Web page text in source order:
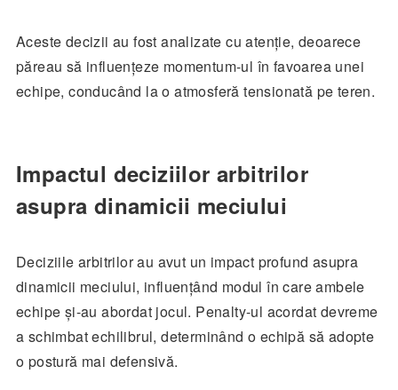
Aceste decizii au fost analizate cu atenție, deoarece
păreau să influențeze momentum-ul în favoarea unei
echipe, conducând la o atmosferă tensionată pe teren.
Impactul deciziilor arbitrilor
asupra dinamicii meciului
Deciziile arbitrilor au avut un impact profund asupra
dinamicii meciului, influențând modul în care ambele
echipe și-au abordat jocul. Penalty-ul acordat devreme
a schimbat echilibrul, determinând o echipă să adopte
o postură mai defensivă.